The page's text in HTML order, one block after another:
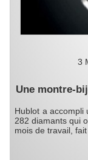
3
Une montre-
Hublot a accompli
282 diamants qui
mois de travail,